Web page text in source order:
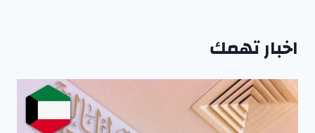
اخبار تهمك